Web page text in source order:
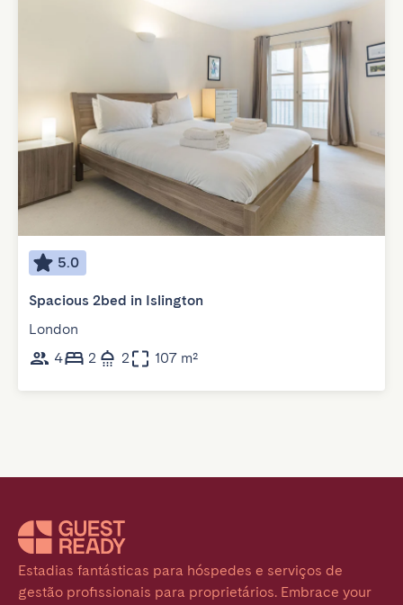
5.0
Spacious 2bed in Islington
London
4
2 2 107 m²
Estadias fantásticas para hóspedes e serviços de
gestão profissionais para proprietários. Embrace your